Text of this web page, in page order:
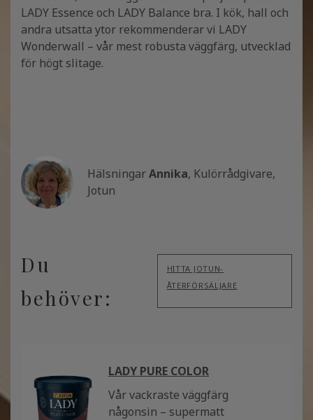
LADY Essence och LADY Balance bra. I kök, hall och
andra utsatta ytor rekommenderar vi LADY
Wonderwall – vår mest robusta väggfärg, utvecklad
för högt slitage.
HälsningarAnnika, Kulörrådgivare,
Jotun
Du
behöver:
HITTA JOTUN-
ÅTERFÖRSÄLJARE
LADY PURE COLOR
Vår vackraste väggfärg
någonsin – supermatt